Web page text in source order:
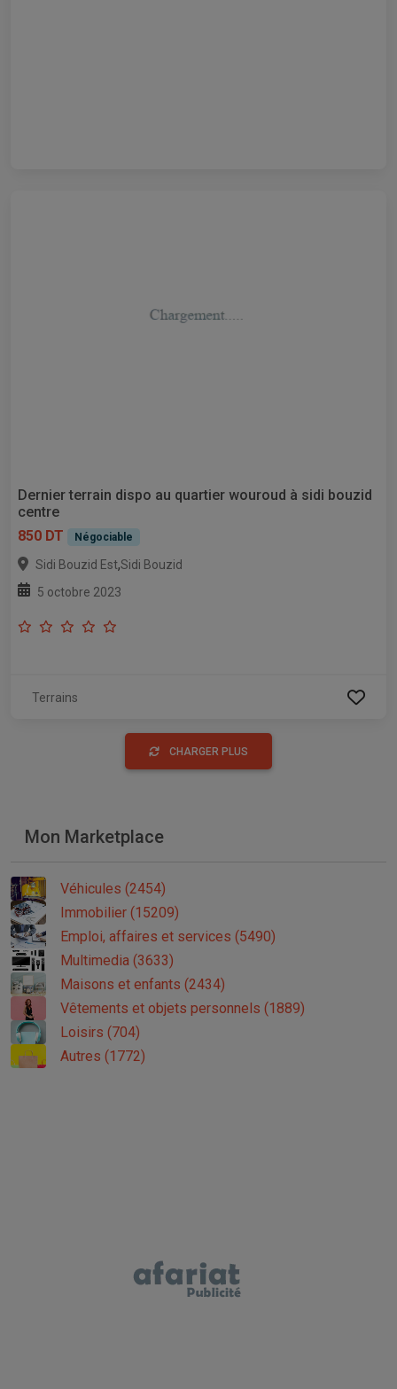
Dernier terrain dispo au quartier wouroud à sidi bouzid
centre
850 DT
Négociable
Sidi Bouzid Est,Sidi Bouzid
5 octobre 2023
Terrains
CHARGER PLUS
Mon Marketplace
Véhicules (2454)
Immobilier (15209)
Emploi, affaires et services (5490)
Multimedia (3633)
Maisons et enfants (2434)
Vêtements et objets personnels (1889)
Loisirs (704)
Autres (1772)